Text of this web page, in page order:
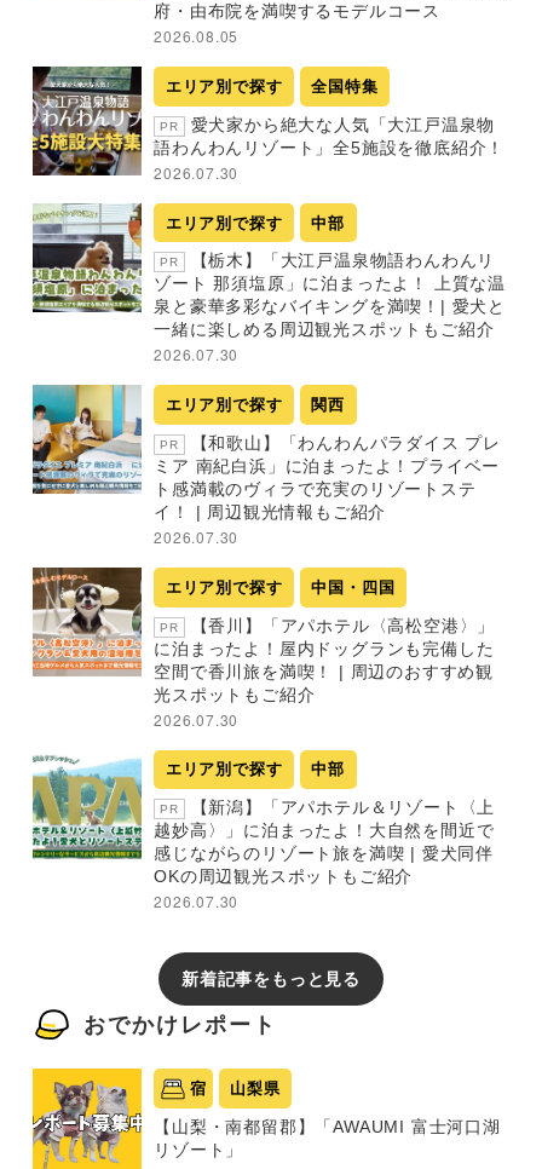
府・由布院を満喫するモデルコース
2026.08.05
エリア別で探す 全国特集
PR
愛犬家から絶大な人気「大江戸温泉物
語わんわんリゾート」全5施設を徹底紹介！
2026.07.30
エリア別で探す 中部
PR
【栃木】「大江戸温泉物語わんわんリ
ゾート 那須塩原」に泊まったよ！ 上質な温
泉と豪華多彩なバイキングを満喫！| 愛犬と
一緒に楽しめる周辺観光スポットもご紹介
2026.07.30
エリア別で探す 関西
PR
【和歌山】「わんわんパラダイス プレ
ミア 南紀白浜」に泊まったよ！プライベー
ト感満載のヴィラで充実のリゾートステ
イ！ | 周辺観光情報もご紹介
2026.07.30
エリア別で探す 中国・四国
PR
【香川】「アパホテル〈高松空港〉」
に泊まったよ！屋内ドッグランも完備した
空間で香川旅を満喫！ | 周辺のおすすめ観
光スポットもご紹介
2026.07.30
エリア別で探す 中部
PR
【新潟】「アパホテル＆リゾート〈上
越妙高〉」に泊まったよ！大自然を間近で
感じながらのリゾート旅を満喫 | 愛犬同伴
OKの周辺観光スポットもご紹介
2026.07.30
新着記事をもっと見る
おでかけレポート
宿 山梨県
【山梨・南都留郡】「AWAUMI 富士河口湖
リゾート」